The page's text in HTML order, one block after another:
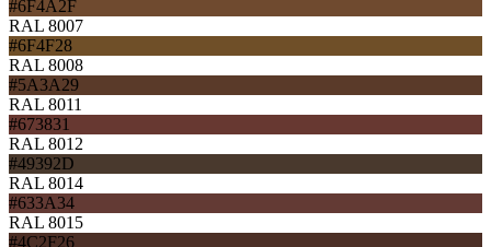
#6F4A2F
RAL 8007
#6F4F28
RAL 8008
#5A3A29
RAL 8011
#673831
RAL 8012
#49392D
RAL 8014
#633A34
RAL 8015
#4C2F26